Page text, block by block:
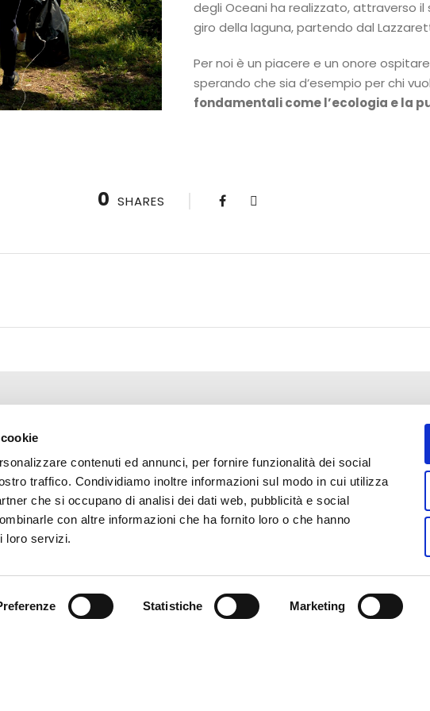
contenuti ed annunci, per fornire funzionalità dei social
traffico. Condividiamo inoltre informazioni sul modo in cui utilizza
che si occupano di analisi dei dati web, pubblicità e social
con altre informazioni che ha fornito loro o che hanno
loro servizi.
Statistiche Marketing
degli Oceani ha realizzato, attraverso il
giro della laguna, partendo dal
Per noi è un piacere e un onore
sperando che sia d’esempio per chi
fondamentali come l’ecologia e la
0 SHARES